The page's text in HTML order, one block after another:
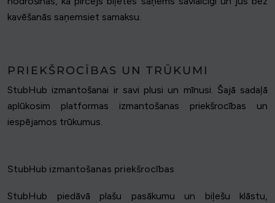
kavēšanās saņemsiet samaksu.
PRIEKŠROCĪBAS UN TRŪKUMI
StubHub izmantošanai ir savi plusi un mīnusi. Šajā sadaļā
aplūkosim platformas izmantošanas priekšrocības un
iespējamos trūkumus.
StubHub izmantošanas priekšrocības
StubHub piedāvā plašu pasākumu un biļešu klāstu,